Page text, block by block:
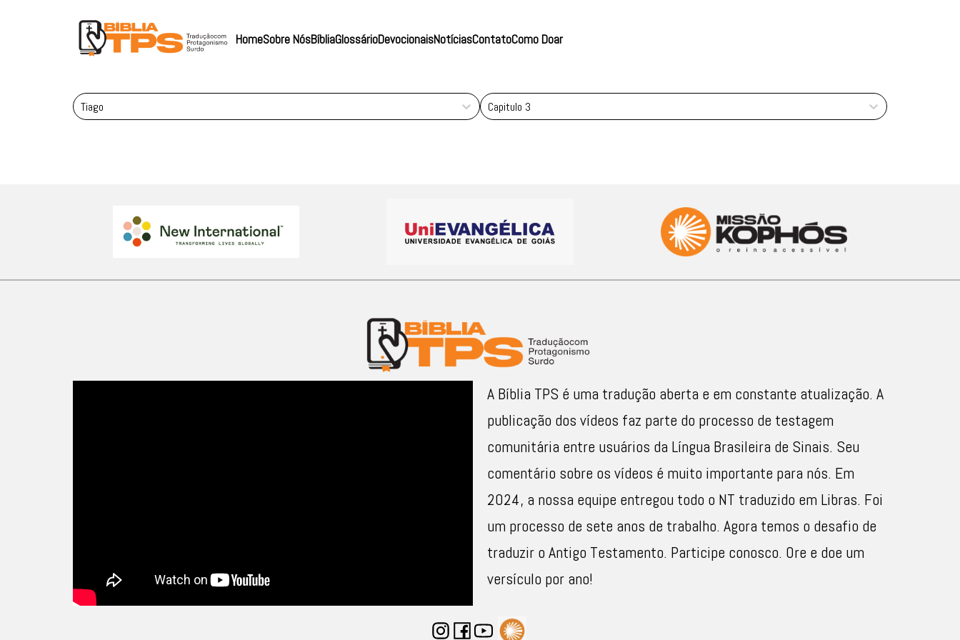
HomeSobre NósBíbliaGlossárioDevocionaisNotíciasContatoComo Doar
Tiago Capitulo 3
A Bíblia TPS é uma tradução aberta e em constante atualização. A
publicação dos vídeos faz parte do processo de testagem
comunitária entre usuários da Língua Brasileira de Sinais. Seu
comentário sobre os vídeos é muito importante para nós. Em
2024, a nossa equipe entregou todo o NT traduzido em Libras. Foi
um processo de sete anos de trabalho. Agora temos o desafio de
traduzir o Antigo Testamento. Participe conosco. Ore e doe um
versículo por ano!